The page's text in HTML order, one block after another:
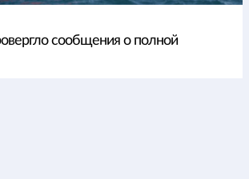
сообщения о полной